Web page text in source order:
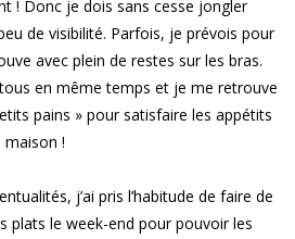
! Donc je dois sans cesse jongler
de visibilité. Parfois, je prévois pour
avec plein de restes sur les bras.
en même temps et je me retrouve
pains » pour satisfaire les appétits
maison !
j’ai pris l’habitude de faire de
plats le week-end pour pouvoir les